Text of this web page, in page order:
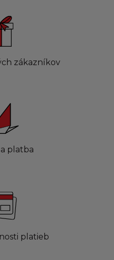
zákazníkov
platba
platieb